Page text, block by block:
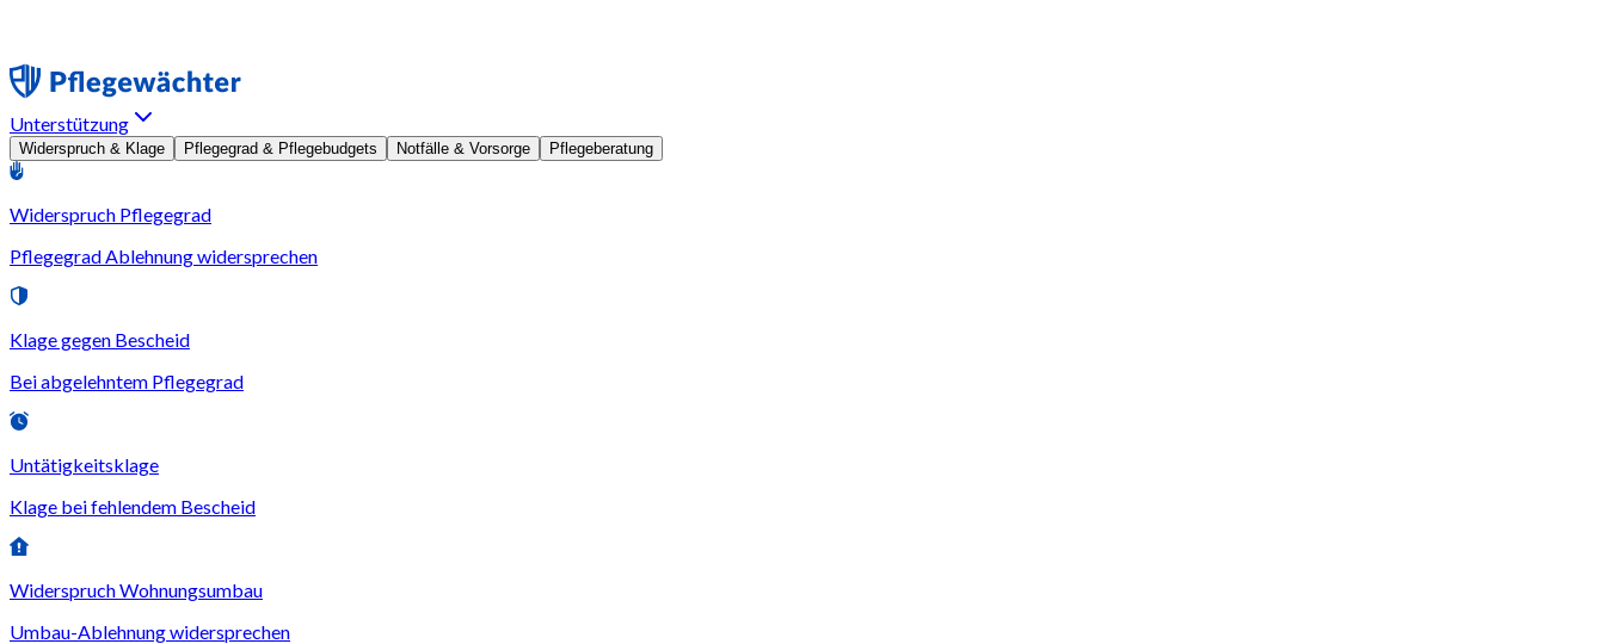
Unterstützung
Widerspruch & Klage Pflegegrad & Pflegebudgets Notfälle & Vorsorge Pflegeberatung
Widerspruch Pflegegrad
Pflegegrad Ablehnung widersprechen
Klage gegen Bescheid
Bei abgelehntem Pflegegrad
Untätigkeitsklage
Klage bei fehlendem Bescheid
Widerspruch Wohnungsumbau
Umbau-Ablehnung widersprechen